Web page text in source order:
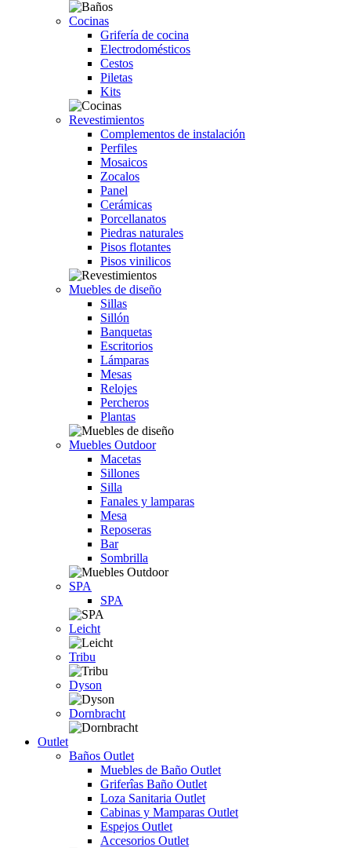
Cocinas
Grifería de cocina
Electrodomésticos
Cestos
Piletas
Kits
Revestimientos
Complementos de instalación
Perfiles
Mosaicos
Zocalos
Panel
Cerámicas
Porcellanatos
Piedras naturales
Pisos flotantes
Pisos vinilicos
Muebles de diseño
Sillas
Sillón
Banquetas
Escritorios
Lámparas
Mesas
Relojes
Percheros
Plantas
Muebles Outdoor
Macetas
Sillones
Silla
Fanales y lamparas
Mesa
Reposeras
Bar
Sombrilla
SPA
SPA
Leicht
Tribu
Dyson
Dornbracht
Outlet
Baños Outlet
Muebles de Baño Outlet
Griferîas Baño Outlet
Loza Sanitaria Outlet
Cabinas y Mamparas Outlet
Espejos Outlet
Accesorios Outlet